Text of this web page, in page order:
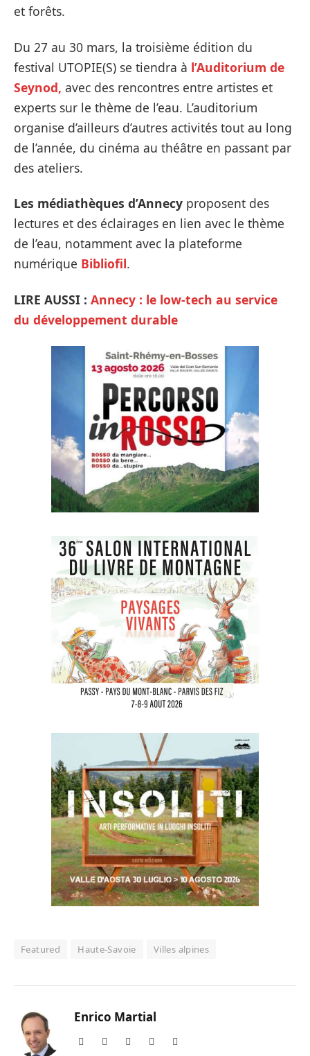
et forêts.
Du 27 au 30 mars, la troisième édition du
festival UTOPIE(S) se tiendra à l’Auditorium de
Seynod, avec des rencontres entre artistes et
experts sur le thème de l’eau. L’auditorium
organise d’ailleurs d’autres activités tout au long
de l’année, du cinéma au théâtre en passant par
des ateliers.
Les médiathèques d’Annecy proposent des
lectures et des éclairages en lien avec le thème
de l’eau, notamment avec la plateforme
numérique Bibliofil.
LIRE AUSSI : Annecy : le low-tech au service
du développement durable
Featured Haute-Savoie Villes alpines
Enrico Martial
Website Facebook Instagram